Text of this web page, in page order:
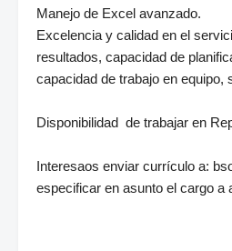
Manejo de Excel avanzado.
Excelencia y calidad en el
resultados, capacidad de
capacidad de trabajo en equipo,
Disponibilidad de trabajar en
Interesaos enviar currículo a:
especificar en asunto el cargo a